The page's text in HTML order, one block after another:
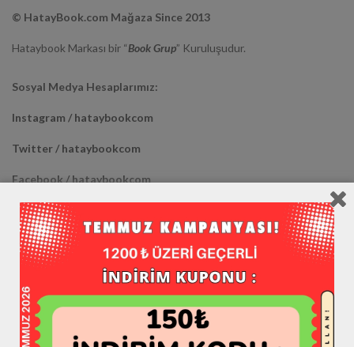
© HatayBook.com Mağaza Since 2013
Hataybook Markası bir “Book Grup” Kuruluşudur.
Sosyal Medya Hesaplarımız:
Instagram / hataybookcom
Twitter / hataybookcom
Facebook / hataybookcom
Youtube / hataybookcom
Diğer Mağazalarımız :
Trendyol >> HATAYBOOK <<